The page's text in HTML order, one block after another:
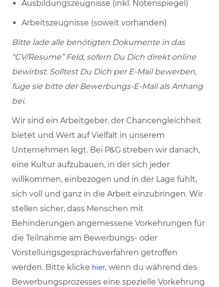
Ausbildungszeugnisse (inkl. Notenspiegel)
Arbeitszeugnisse (soweit vorhanden)
Bitte lade alle benötigten Dokumente in das
“CV/Resume” Feld, sofern Du Dich direkt online
bewirbst. Solltest Du Dich per E-Mail bewerben,
füge sie bitte der Bewerbungs-E-Mail als Anhang
bei.
Wir sind ein Arbeitgeber, der Chancengleichheit
bietet und Wert auf Vielfalt in unserem
Unternehmen legt. Bei P&G streben wir danach,
eine Kultur aufzubauen, in der sich jeder
willkommen, einbezogen und in der Lage fühlt,
sich voll und ganz in die Arbeit einzubringen. Wir
stellen sicher, dass Menschen mit
Behinderungen angemessene Vorkehrungen für
die Teilnahme am Bewerbungs- oder
Vorstellungsgesprächsverfahren getroffen
werden. Bitte klicke hier, wenn du während des
Bewerbungsprozesses eine spezielle Vorkehrung